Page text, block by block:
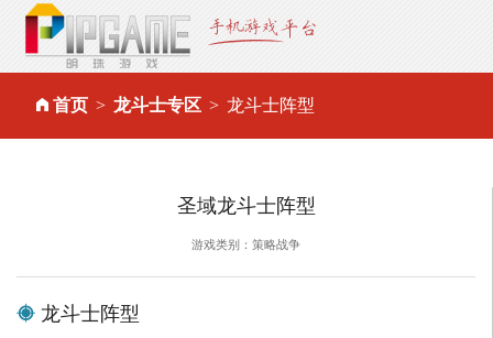
首页 龙斗士专区 龙斗士阵型
圣域龙斗士阵型
游戏类别：策略战争
龙斗士阵型